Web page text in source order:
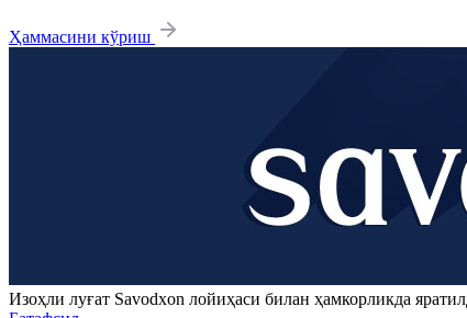
Ҳаммасини кўриш
Изоҳли луғат Savodxon лойиҳаси билан ҳамкорликда